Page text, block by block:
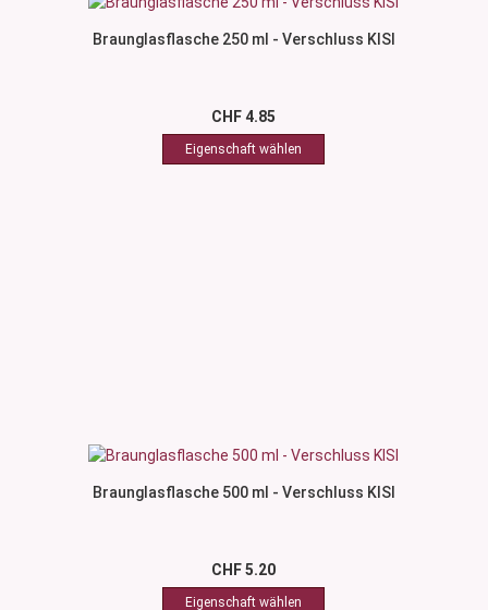
Braunglasflasche 250 ml - Verschluss KISI
CHF 4.85
Braunglasflasche 500 ml - Verschluss KISI
CHF 5.20